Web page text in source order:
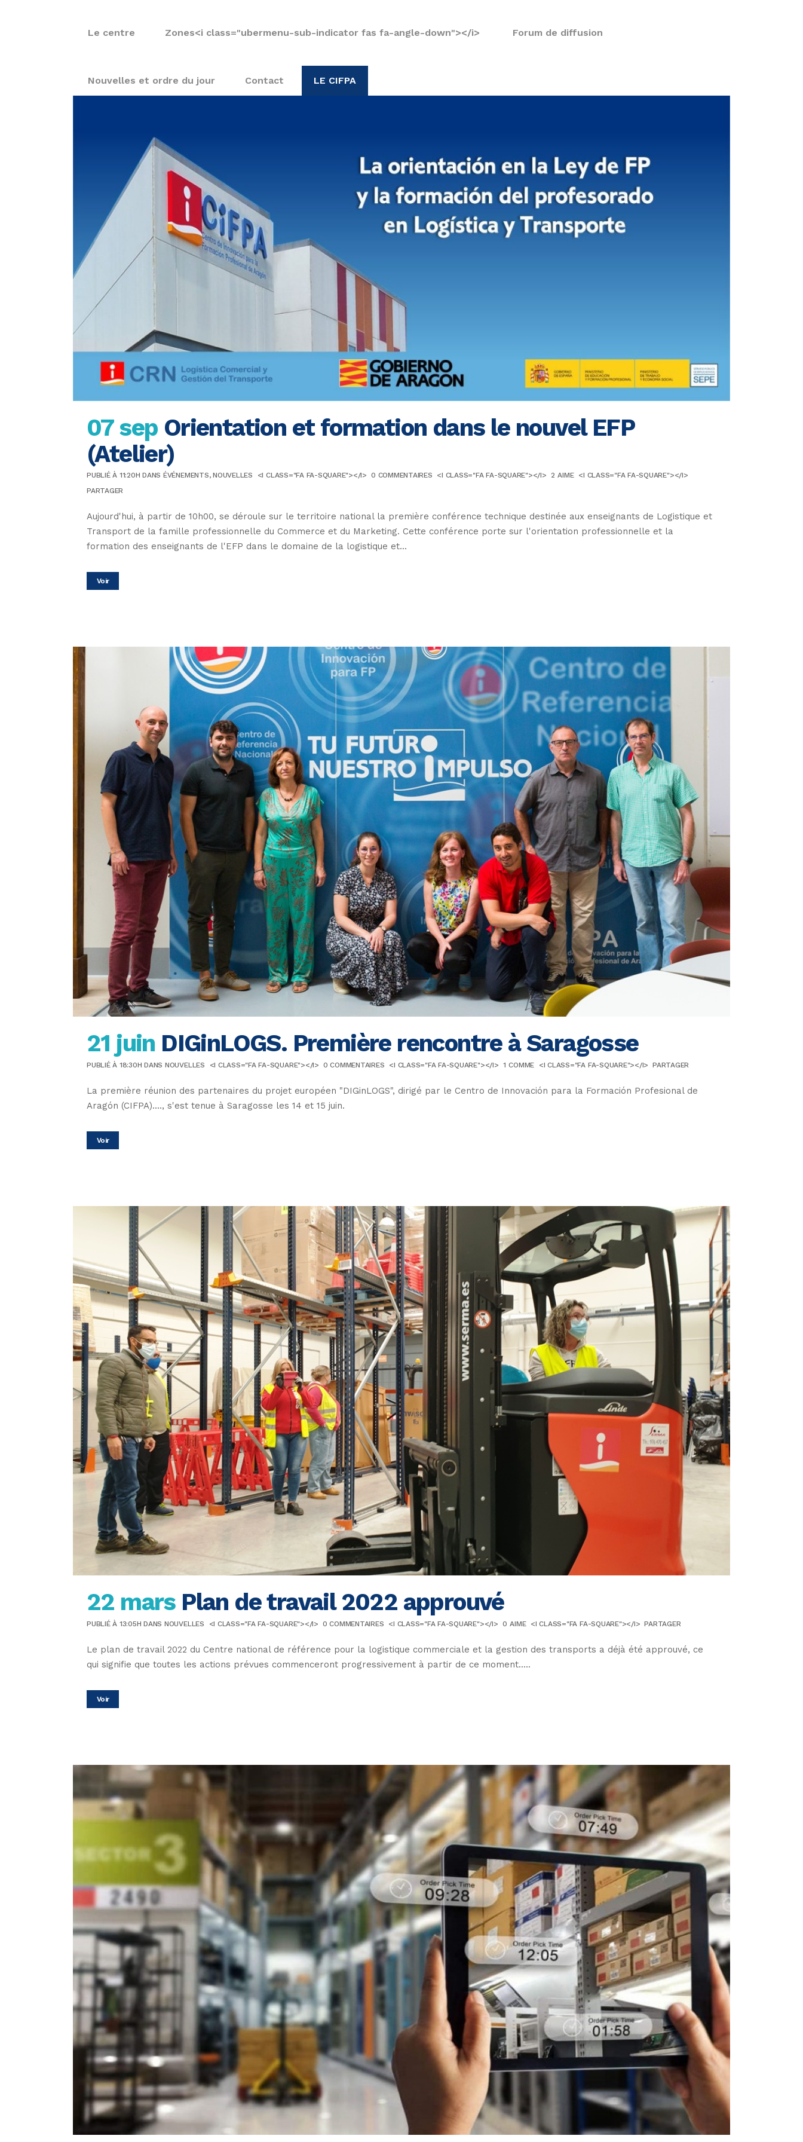
Le centre Zones<i class="ubermenu-sub-indicator fas fa-angle-down"></i> Forum de diffusion
Nouvelles et ordre du jour Contact LE CIFPA
07 sep Orientation et formation dans le nouvel EFP
(Atelier)
PUBLIÉ À 11:20H DANS ÉVÉNEMENTS,NOUVELLES <I CLASS="FA FA-SQUARE"></I> 0 COMMENTAIRES <I CLASS="FA FA-SQUARE"></I> 2 AIME
<I CLASS="FA FA-SQUARE"></I>
PARTAGER
Aujourd'hui, à partir de 10h00, se déroule sur le territoire national la première conférence technique destinée aux enseignants de Logistique et
Transport de la famille professionnelle du Commerce et du Marketing. Cette conférence porte sur l'orientation professionnelle et la
formation des enseignants de l'EFP dans le domaine de la logistique et...
Voir
21 juin DIGinLOGS. Première rencontre à Saragosse
PUBLIÉ À 18:30H DANS NOUVELLES <I CLASS="FA FA-SQUARE"></I> 0 COMMENTAIRES <I CLASS="FA FA-SQUARE"></I> 1 COMME <I CLASS="FA FA-SQUARE"></I> PARTAGER
La première réunion des partenaires du projet européen "DIGinLOGS", dirigé par le Centro de Innovación para la Formación Profesional de
Aragón (CIFPA)...., s'est tenue à Saragosse les 14 et 15 juin.
Voir
22 mars Plan de travail 2022 approuvé
PUBLIÉ À 13:05H DANS NOUVELLES <I CLASS="FA FA-SQUARE"></I> 0 COMMENTAIRES <I CLASS="FA FA-SQUARE"></I> 0 AIME <I CLASS="FA FA-SQUARE"></I> PARTAGER
Le plan de travail 2022 du Centre national de référence pour la logistique commerciale et la gestion des transports a déjà été approuvé, ce
qui signifie que toutes les actions prévues commenceront progressivement à partir de ce moment.....
Voir